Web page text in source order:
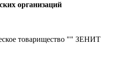
организаций
товарищество "" ЗЕНИТ